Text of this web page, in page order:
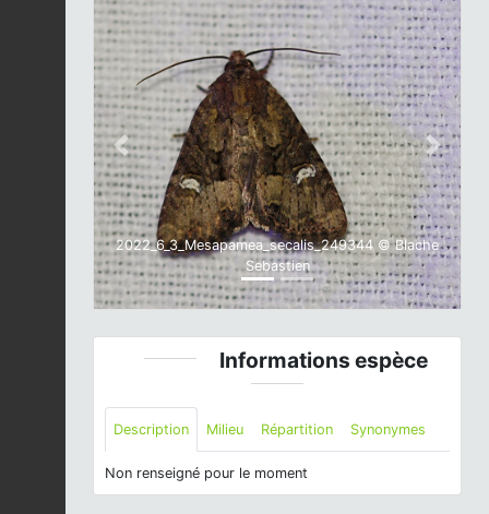
2022_6_3_Mesapamea_secalis_249344 © Blache
Sebastien
Previous Next
Informations espèce
Description Milieu Répartition Synonymes
Non renseigné pour le moment